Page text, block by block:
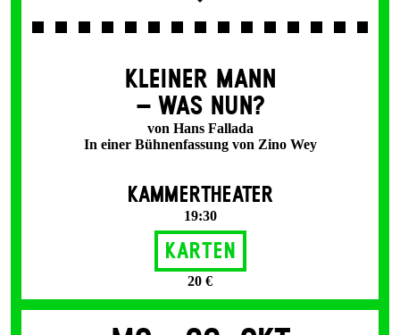
KLEINER MANN
– WAS NUN?
von Hans Fallada
In einer Bühnenfassung von Zino Wey
KAMMERTHEATER
19:30
Karten
20 €